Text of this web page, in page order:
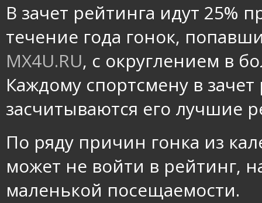
В зачет рейтинга идут 25%
течение года гонок,
MX4U.RU, с округлением в
Каждому спортсмену в зачет
засчитываются его лучшие
По ряду причин гонка из
может не войти в рейтинг,
маленькой посещаемости.